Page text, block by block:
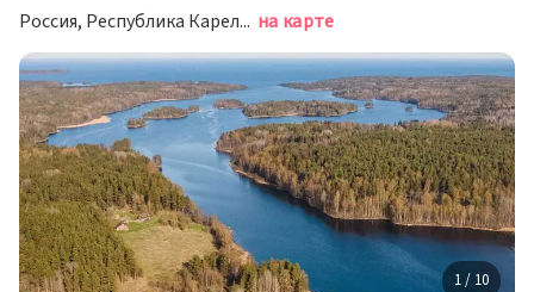
Россия, Республика Карелия, Лахденпохский район, Хийтольское сельское поселение, квартал 0010142 на карте
1 / 10